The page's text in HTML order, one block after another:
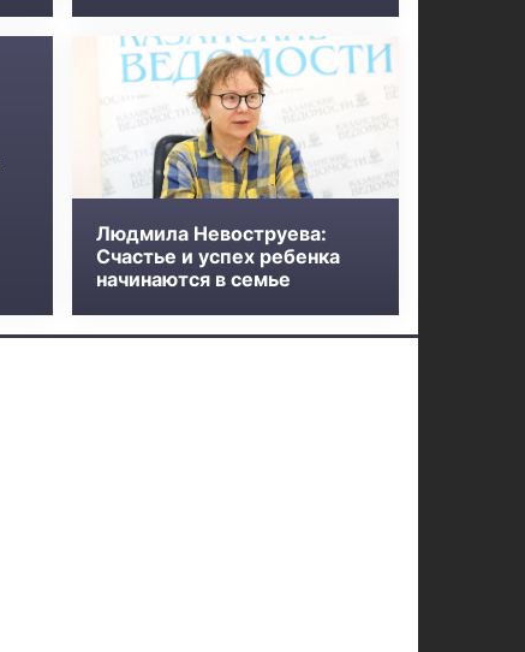
Людмила Невоструева:
Счастье и успех ребенка
начинаются в семье